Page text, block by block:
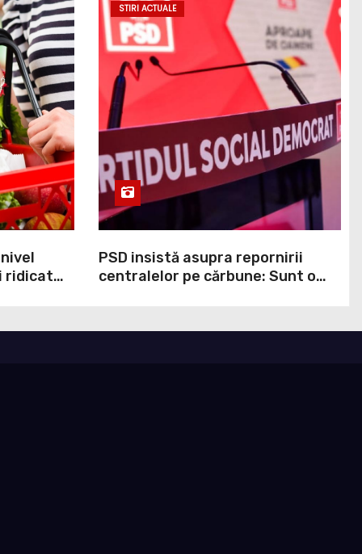
ridicat
că
STIRI ACTUALE
PSD insistă asupra repornirii
centralelor pe cărbune: Sunt o